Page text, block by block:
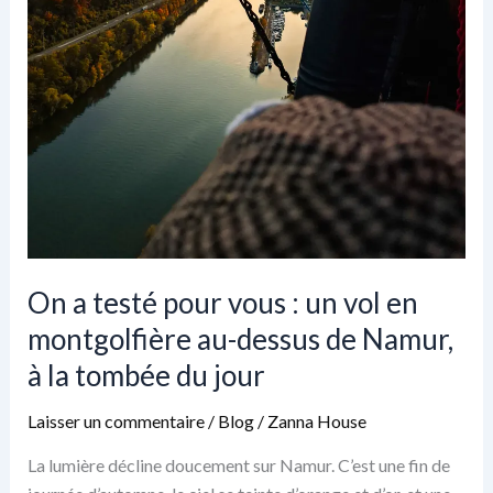
On a testé pour vous : un vol en
montgolfière au-dessus de Namur,
à la tombée du jour
Laisser un commentaire / Blog/ Zanna House
La lumière décline doucement sur Namur. C’est une fin de